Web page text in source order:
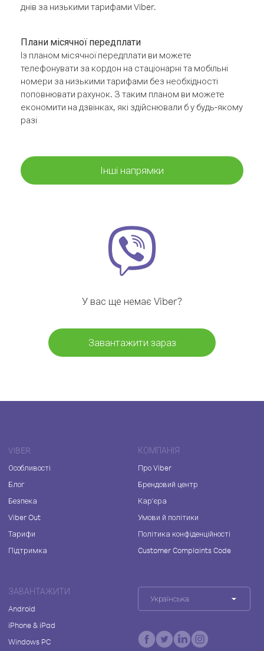
днів за низькими тарифами Viber.
Плани місячної передплати
Із планом місячної передплати ви можете
телефонувати за кордон на стаціонарні та мобільні
номери за низькими тарифами без необхідності
поповнювати рахунок. З таким планом ви можете
економити на дзвінках, які здійснювали б у будь-якому
разі
Інші напрямки
У вас ще немає Viber?
Завантажити зараз
VIBER
Особливості
Блог
Безпека
Viber Out
Тарифи
Підтримка
КОМПАНІЯ
Про Viber
Брендовий центр
Кар'єра
Умови й політики
Політика конфіденційності
Customer Complaints Code
ЗАВАНТАЖИТИ
Android
iPhone & iPad
Windows PC
Українська